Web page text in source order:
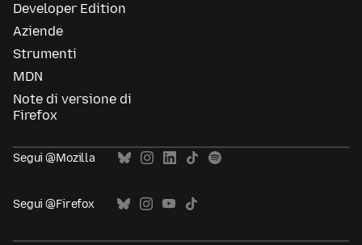
Developer Edition
Aziende
Strumenti
MDN
Note di versione di
Firefox
Segui @Mozilla
Segui @Firefox